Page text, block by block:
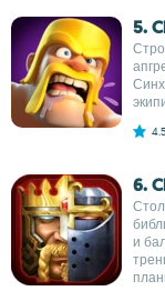
5.
4.5
6.
и